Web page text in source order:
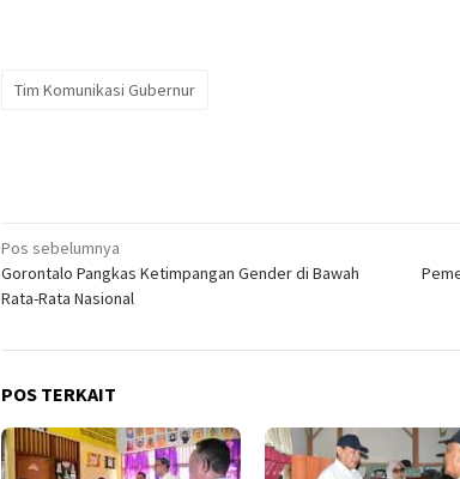
Tim Komunikasi Gubernur
Navigasi
pos
Pos sebelumnya
Gorontalo Pangkas Ketimpangan Gender di Bawah
Rata-Rata Nasional
POS TERKAIT